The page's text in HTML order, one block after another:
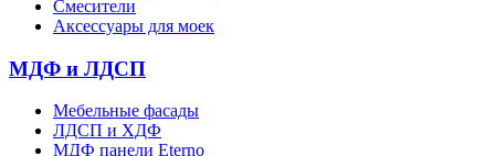
Смесители
Аксессуары для моек
МДФ и ЛДСП
Мебельные фасады
ЛДСП и ХДФ
МДФ панели Eterno